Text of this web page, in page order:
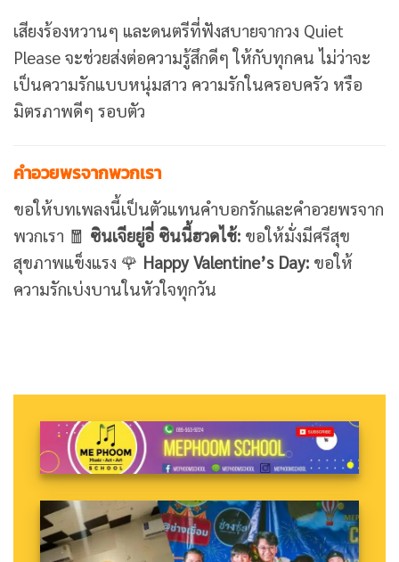
เสียงร้องหวานๆ และดนตรีที่ฟังสบายจากวง Quiet
Please จะช่วยส่งต่อความรู้สึกดีๆ ให้กับทุกคน ไม่ว่าจะ
เป็นความรักแบบหนุ่มสาว ความรักในครอบครัว หรือ
มิตรภาพดีๆ รอบตัว
คำอวยพรจากพวกเรา
ขอให้บทเพลงนี้เป็นตัวแทนคำบอกรักและคำอวยพรจาก
พวกเรา 🧧 ซินเจียยู่อี่ ซินนี้ฮวดไช้: ขอให้มั่งมีศรีสุข
สุขภาพแข็งแรง 🌹 Happy Valentine’s Day: ขอให้
ความรักเบ่งบานในหัวใจทุกวัน